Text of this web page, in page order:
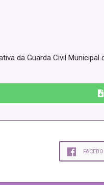
da Guarda Civil